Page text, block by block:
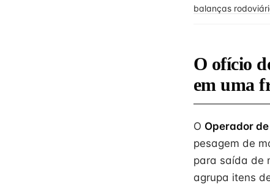
balanças
O ofício
em uma
O Operador
pesagem de
para saída de
agrupa itens